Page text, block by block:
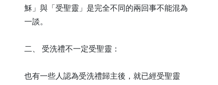
穌」與「受聖靈」是完全不同的兩回事不能混為
一談。
二、 受洗禮不一定受聖靈：
也有一些人認為受洗禮歸主後，就已經受聖靈